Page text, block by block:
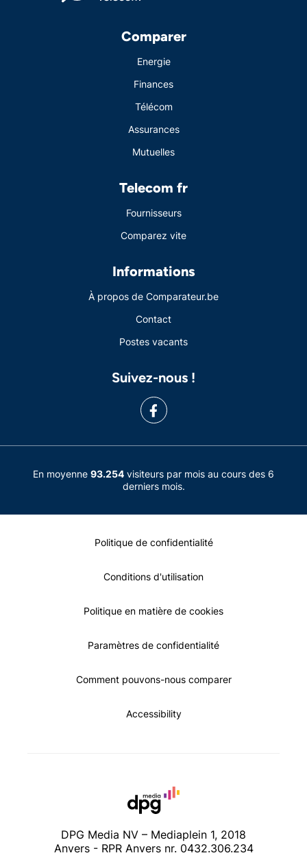
Comparer
Energie
Finances
Télécom
Assurances
Mutuelles
Telecom fr
Fournisseurs
Comparez vite
Informations
À propos de Comparateur.be
Contact
Postes vacants
Suivez-nous !
En moyenne 93.254 visiteurs par mois au cours des 6
derniers mois.
Politique de confidentialité
Conditions d'utilisation
Politique en matière de cookies
Paramètres de confidentialité
Comment pouvons-nous comparer
Accessibility
DPG Media NV – Mediaplein 1, 2018
Anvers - RPR Anvers nr. 0432.306.234